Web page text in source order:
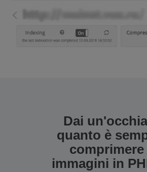
Dai
quanto è
comprimere
immagini in